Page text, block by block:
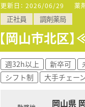
【想定され
■入社後2
■社内に
があります
■階層別研
【会社特徴】
■創業約50
■社員の
更新日： 2026/06/29 薬
正社員 調剤薬局
【岡山市北区
週32h以上 新卒可
シフト制
大手チェー
岡山県